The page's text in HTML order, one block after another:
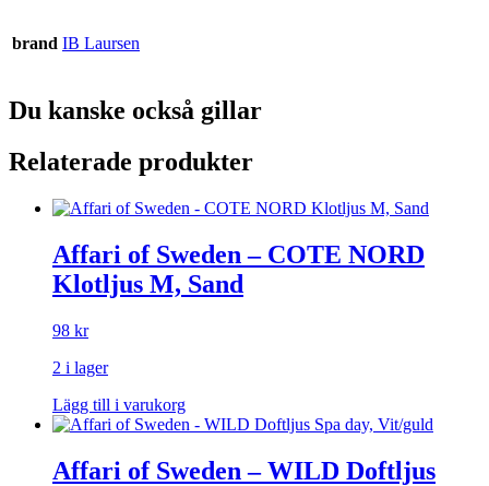
brand IB Laursen
Du kanske också gillar
Relaterade produkter
Affari of Sweden – COTE NORD
Klotljus M, Sand
98 kr
2 i lager
Lägg till i varukorg
Affari of Sweden – WILD Doftljus